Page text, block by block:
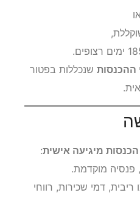
ההכנסות
הכנסות מיגיעה אישית
פנסיה מוקדמת.